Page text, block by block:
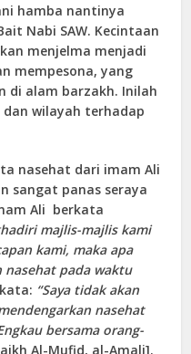
hamba nantinya
Nabi SAW. Kecintaan
menjelma menjadi
mempesona, yang
di alam barzakh. Inilah
wilayah terhadap
nasehat dari imam Ali
sangat panas seraya
Ali berkata
majlis-majlis kami
kami, maka apa
nasehat pada waktu
“Saya tidak akan
nasehat
bersama orang-
Al-Mufid, al-Amali].